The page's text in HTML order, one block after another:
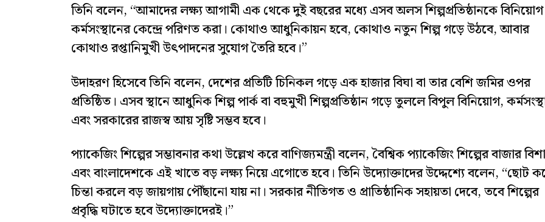
তিনি বলেন, “আমাদের লক্ষ্য আগামী এক থেকে দুই বছরের মধ্যে এসব অলস শিল্পপ্রতিষ্ঠানকে
কর্মসংস্থানের কেন্দ্রে পরিণত করা। কোথাও আধুনিকায়ন হবে, কোথাও নতুন শিল্প গড়ে উঠবে, আবার
কোথাও রপ্তানিমুখী উৎপাদনের সুযোগ তৈরি হবে।”
উদাহরণ হিসেবে তিনি বলেন, দেশের প্রতিটি চিনিকল গড়ে এক হাজার বিঘা বা তার বেশি জমির ওপর
প্রতিষ্ঠিত। এসব স্থানে আধুনিক শিল্প পার্ক বা বহুমুখী শিল্পপ্রতিষ্ঠান গড়ে তুললে বিপুল বিনিয়োগ,
এবং সরকারের রাজস্ব আয় সৃষ্টি সম্ভব হবে।
প্যাকেজিং শিল্পের সম্ভাবনার কথা উল্লেখ করে বাণিজ্যমন্ত্রী বলেন, বৈশ্বিক প্যাকেজিং শিল্পের বাজার
এবং বাংলাদেশকে এই খাতে বড় লক্ষ্য নিয়ে এগোতে হবে। তিনি উদ্যোক্তাদের উদ্দেশ্যে বলেন, “ছোট
চিন্তা করলে বড় জায়গায় পৌঁছানো যায় না। সরকার নীতিগত ও প্রাতিষ্ঠানিক সহায়তা দেবে, তবে শিল্পের
প্রবৃদ্ধি ঘটাতে হবে উদ্যোক্তাদেরই।”